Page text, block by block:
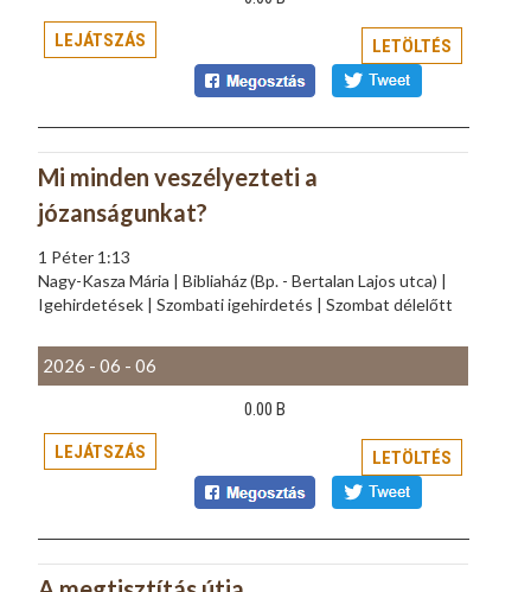
LEJÁTSZÁS
LETÖLTÉS
Mi minden veszélyezteti a
józanságunkat?
1 Péter 1:13
Nagy-Kasza Mária | Bibliaház (Bp. - Bertalan Lajos utca) |
Igehirdetések | Szombati igehirdetés | Szombat délelőtt
2026 - 06 - 06
0.00 B
LEJÁTSZÁS
LETÖLTÉS